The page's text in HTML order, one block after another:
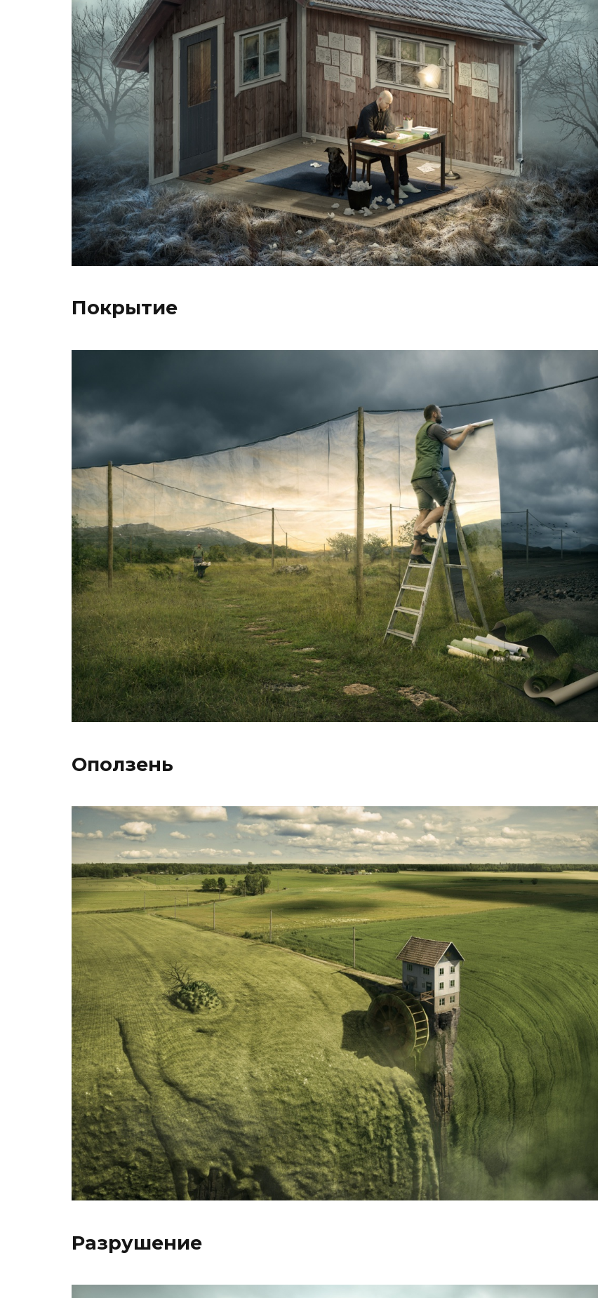
Покрытие
Оползень
Разрушение